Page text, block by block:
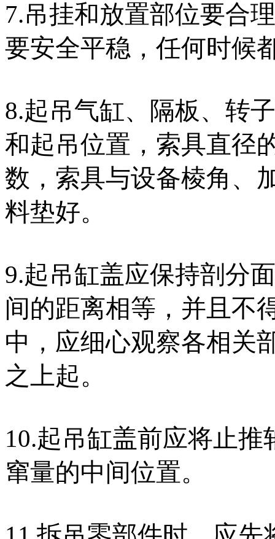
7.吊挂和放置部位要合
要安全平稳，任何时候
8.起吊气缸、隔板、转
和起吊位置，索具直径
数，索具与设备棱角、
料垫好。
9.起吊缸盖应保持剖分
间的距离相等，并且不
中，应细心观察各相关
之上起。
10.起吊缸盖前应将止
窜量的中间位置。